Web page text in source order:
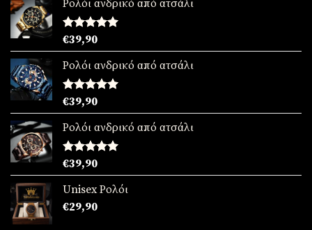
Ρολόι ανδρικό από ατσάλι
Βαθμολογήθηκε
με5.00
από 5
€39,90
Ρολόι ανδρικό από ατσάλι
Βαθμολογήθηκε
με5.00
από 5
€39,90
Ρολόι ανδρικό από ατσάλι
Βαθμολογήθηκε
με5.00
από 5
€39,90
Unisex Ρολόι
€29,90